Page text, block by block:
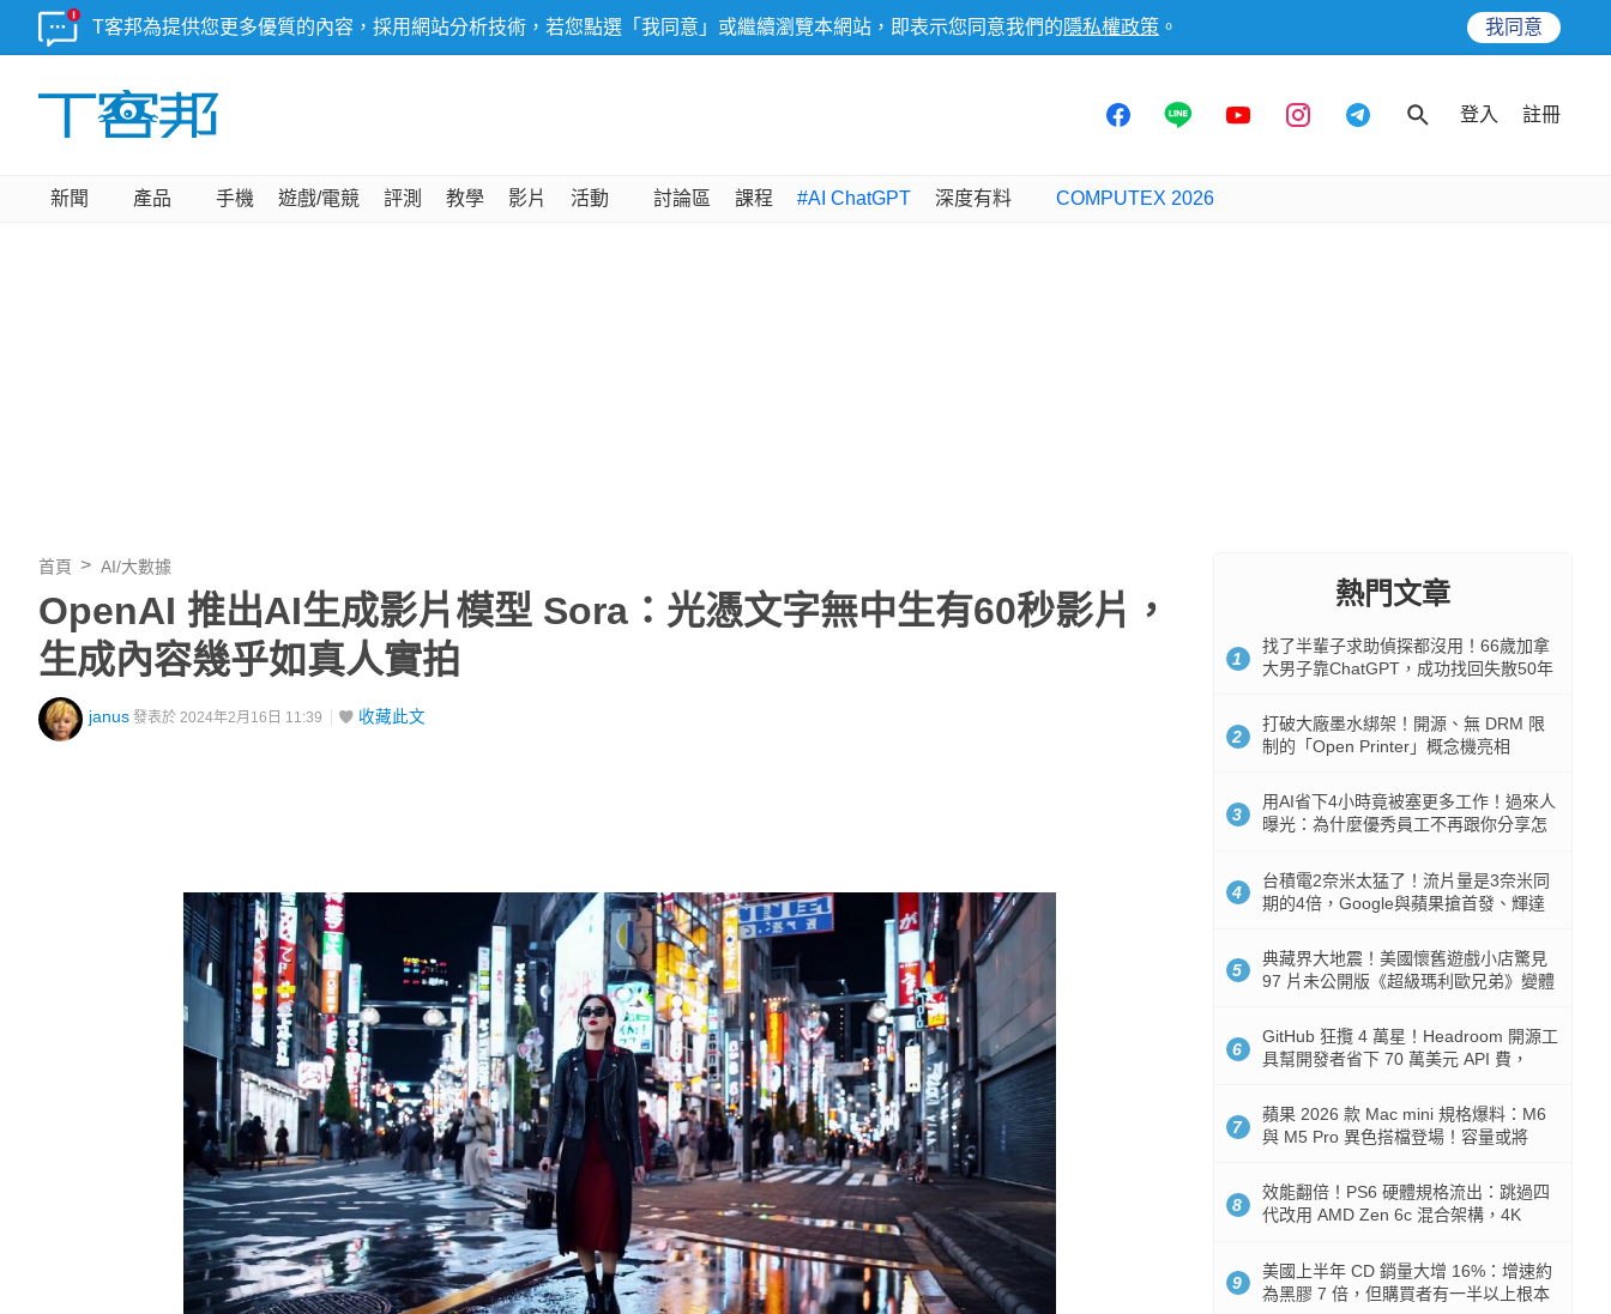
T客邦為提供您更多優質的內容，採用網站分析技術，若您點選「我同意」或繼續瀏覽本網站，即表示您同意我們的 隱私權政策 。 我同意
登入 註冊
新聞 產品 手機 遊戲/電競 評測 教學 影片 活動 討論區 課程 #AI ChatGPT 深度有料 COMPUTEX 2026
首頁 AI/大數據
OpenAI 推出AI生成影片模型 Sora：光憑文字無中生有60秒影片，
生成內容幾乎如真人實拍
janus 發表於 2024年2月16日 11:39 收藏此文
熱門文章
1
找了半輩子求助偵探都沒用！66歲加拿
大男子靠ChatGPT，成功找回失散50年
2
打破大廠墨水綁架！開源、無 DRM 限
制的「Open Printer」概念機亮相
3
用AI省下4小時竟被塞更多工作！過來人
曝光：為什麼優秀員工不再跟你分享怎
4
台積電2奈米太猛了！流片量是3奈米同
期的4倍，Google與蘋果搶首發、輝達
5
典藏界大地震！美國懷舊遊戲小店驚見
97 片未公開版《超級瑪利歐兄弟》變體
6
GitHub 狂攬 4 萬星！Headroom 開源工
具幫開發者省下 70 萬美元 API 費，
7
蘋果 2026 款 Mac mini 規格爆料：M6
與 M5 Pro 異色搭檔登場！容量或將
8
效能翻倍！PS6 硬體規格流出：跳過四
代改用 AMD Zen 6c 混合架構，4K
9
美國上半年 CD 銷量大增 16%：增速約
為黑膠 7 倍，但購買者有一半以上根本